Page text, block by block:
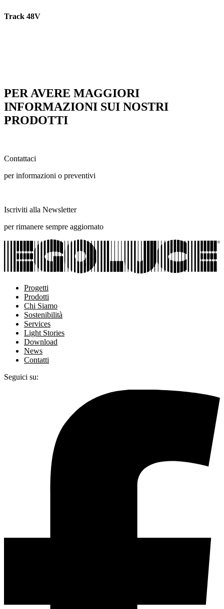
Track 48V
PER AVERE MAGGIORI
INFORMAZIONI SUI NOSTRI
PRODOTTI
Contattaci
per informazioni o preventivi
Iscriviti alla Newsletter
per rimanere sempre aggiornato
Progetti
Prodotti
Chi Siamo
Sostenibilità
Services
Light Stories
Download
News
Contatti
Seguici su: